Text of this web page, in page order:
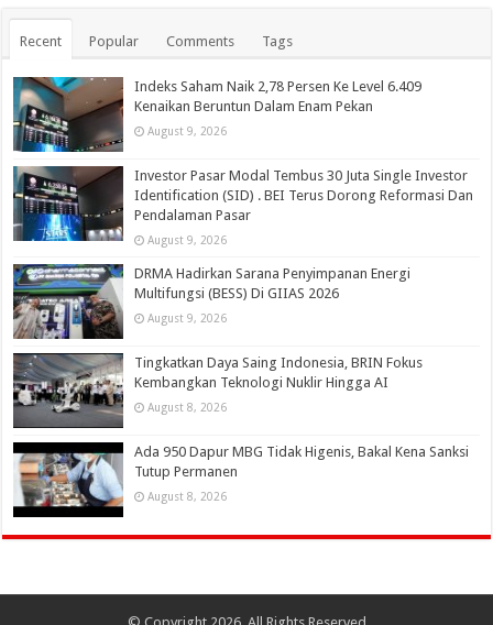
Recent Popular Comments Tags
Indeks Saham Naik 2,78 Persen Ke Level 6.409
Kenaikan Beruntun Dalam Enam Pekan
August 9, 2026
Investor Pasar Modal Tembus 30 Juta Single Investor
Identification (SID) . BEI Terus Dorong Reformasi Dan
Pendalaman Pasar
August 9, 2026
DRMA Hadirkan Sarana Penyimpanan Energi
Multifungsi (BESS) Di GIIAS 2026
August 9, 2026
Tingkatkan Daya Saing Indonesia, BRIN Fokus
Kembangkan Teknologi Nuklir Hingga AI
August 8, 2026
Ada 950 Dapur MBG Tidak Higenis, Bakal Kena Sanksi
Tutup Permanen
August 8, 2026